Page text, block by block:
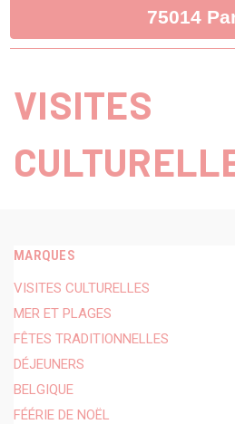
75014
VISITES
MARQUES
VISITES CULTURELLES
MER ET PLAGES
FÊTES TRADITIONNELLES
DÉJEUNERS
BELGIQUE
FÉÉRIE DE NOËL